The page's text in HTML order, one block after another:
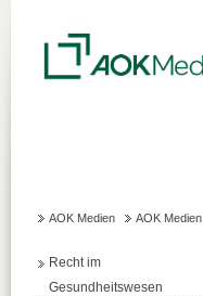
AOK Medien AOK Medien
Recht im
Gesundheitswesen